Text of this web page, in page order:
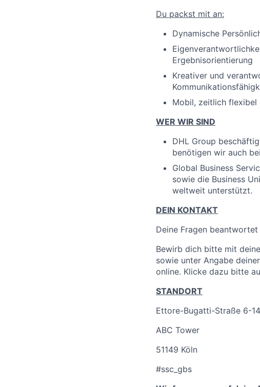
Du packst mit an:
Dynamische
Ergebnisorientierung
Kreativer und
Mobil, zeitlich flexibel
WER WIR SIND
DHL Group
benötigen wir auch
Global Business
sowie die Business
weltweit unterstützt.
DEIN KONTAKT
Deine Fragen beantwortet
Bewirb dich bitte mit
sowie unter Angabe
online. Klicke dazu bitte
STANDORT
Ettore-Bugatti-Straße 6-14
ABC Tower
51149 Köln
#ssc_gbs